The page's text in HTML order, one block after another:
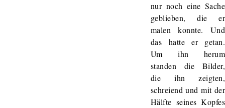
nur noch eine Sache
geblieben, die er
malen konnte. Und
das hatte er getan.
Um ihn herum
standen die Bilder,
die ihn zeigten,
schreiend und mit der
Hälfte seines Kopfes